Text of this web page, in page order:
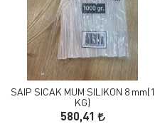
SAIP SICAK MUM SILIKON 8 mm(1
KG)
580,41